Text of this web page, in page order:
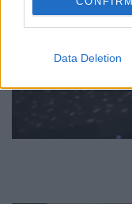
Data Deletion